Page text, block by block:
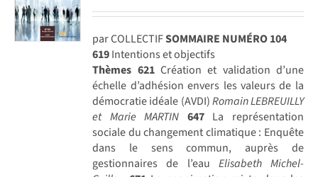
par COLLECTIFSOMMAIRE NUMÉRO 104
619Intentions et objectifs
Thèmes 621Création et validation d’une
échelle d’adhésion envers les valeurs de la
démocratie idéale (AVDI)Romain LEBREUILLY
et Marie MARTIN 647La représentation
sociale du changement climatique : Enquête
dans le sens commun, auprès de
gestionnaires de l’eau Elisabeth Michel-